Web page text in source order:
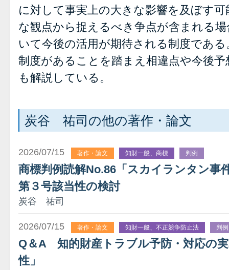
に対して事実上の大きな影響を及ぼす
な観点から捉えるべき争点が含まれる
いて今後の活用が期待される制度であ
制度があることを踏まえ相違点や今後
も解説している。
炭谷 祐司の他の著作・論文
2026/07/15 著作・論文 知財一般、商標 判例
商標判例読解No.86「スカイランタン事
第３号該当性の検討
炭谷 祐司
2026/07/15 著作・論文 知財一般、不正競争防止法 判例
Q＆A 知的財産トラブル予防・対応の
性」